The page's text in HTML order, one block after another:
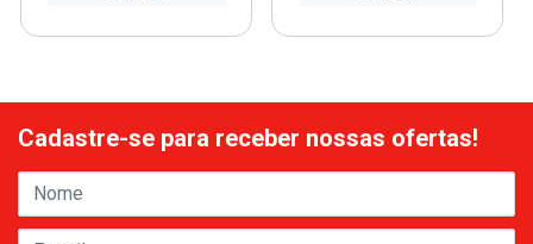
Cadastre-se para receber nossas ofertas!